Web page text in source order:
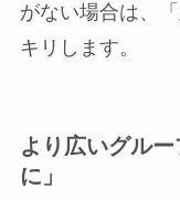
がない場合は、
キリします。
より広いグル
に」